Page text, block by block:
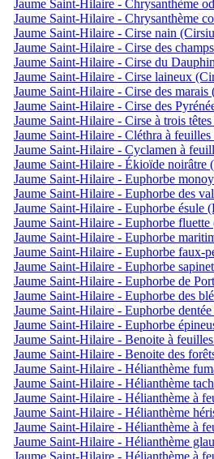
Jaume Saint-Hilaire - Chrysanthème
Jaume Saint-Hilaire - Chrysanthème
Jaume Saint-Hilaire - Cirse nain
Jaume Saint-Hilaire - Cirse des
Jaume Saint-Hilaire - Cirse du
Jaume Saint-Hilaire - Cirse laineux
Jaume Saint-Hilaire - Cirse des marais
Jaume Saint-Hilaire - Cirse des
Jaume Saint-Hilaire - Cirse à trois
Jaume Saint-Hilaire - Cléthra à
Jaume Saint-Hilaire - Cyclamen à
Jaume Saint-Hilaire - Ékioïde noirâtre
Jaume Saint-Hilaire - Euphorbe
Jaume Saint-Hilaire - Euphorbe des
Jaume Saint-Hilaire - Euphorbe ésule
Jaume Saint-Hilaire - Euphorbe
Jaume Saint-Hilaire - Euphorbe
Jaume Saint-Hilaire - Euphorbe faux-
Jaume Saint-Hilaire - Euphorbe
Jaume Saint-Hilaire - Euphorbe de
Jaume Saint-Hilaire - Euphorbe des
Jaume Saint-Hilaire - Euphorbe
Jaume Saint-Hilaire - Euphorbe
Jaume Saint-Hilaire - Benoite à
Jaume Saint-Hilaire - Benoite des
Jaume Saint-Hilaire - Hélianthème
Jaume Saint-Hilaire - Hélianthème
Jaume Saint-Hilaire - Hélianthème à
Jaume Saint-Hilaire - Hélianthème
Jaume Saint-Hilaire - Hélianthème à
Jaume Saint-Hilaire - Hélianthème
Jaume Saint-Hilaire - Hélianthème à